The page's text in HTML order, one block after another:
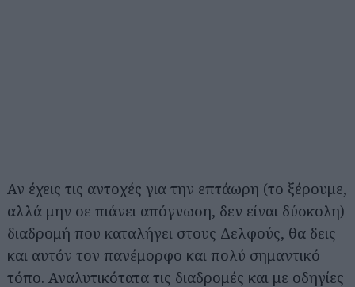
Αν έχεις τις αντοχές για την επτάωρη (το ξέρουμε,
αλλά μην σε πιάνει απόγνωση, δεν είναι δύσκολη)
διαδρομή που καταλήγει στους Δελφούς, θα δεις
και αυτόν τον πανέμορφο και πολύ σημαντικό
τόπο. Αναλυτικότατα τις διαδρομές και με οδηγίες